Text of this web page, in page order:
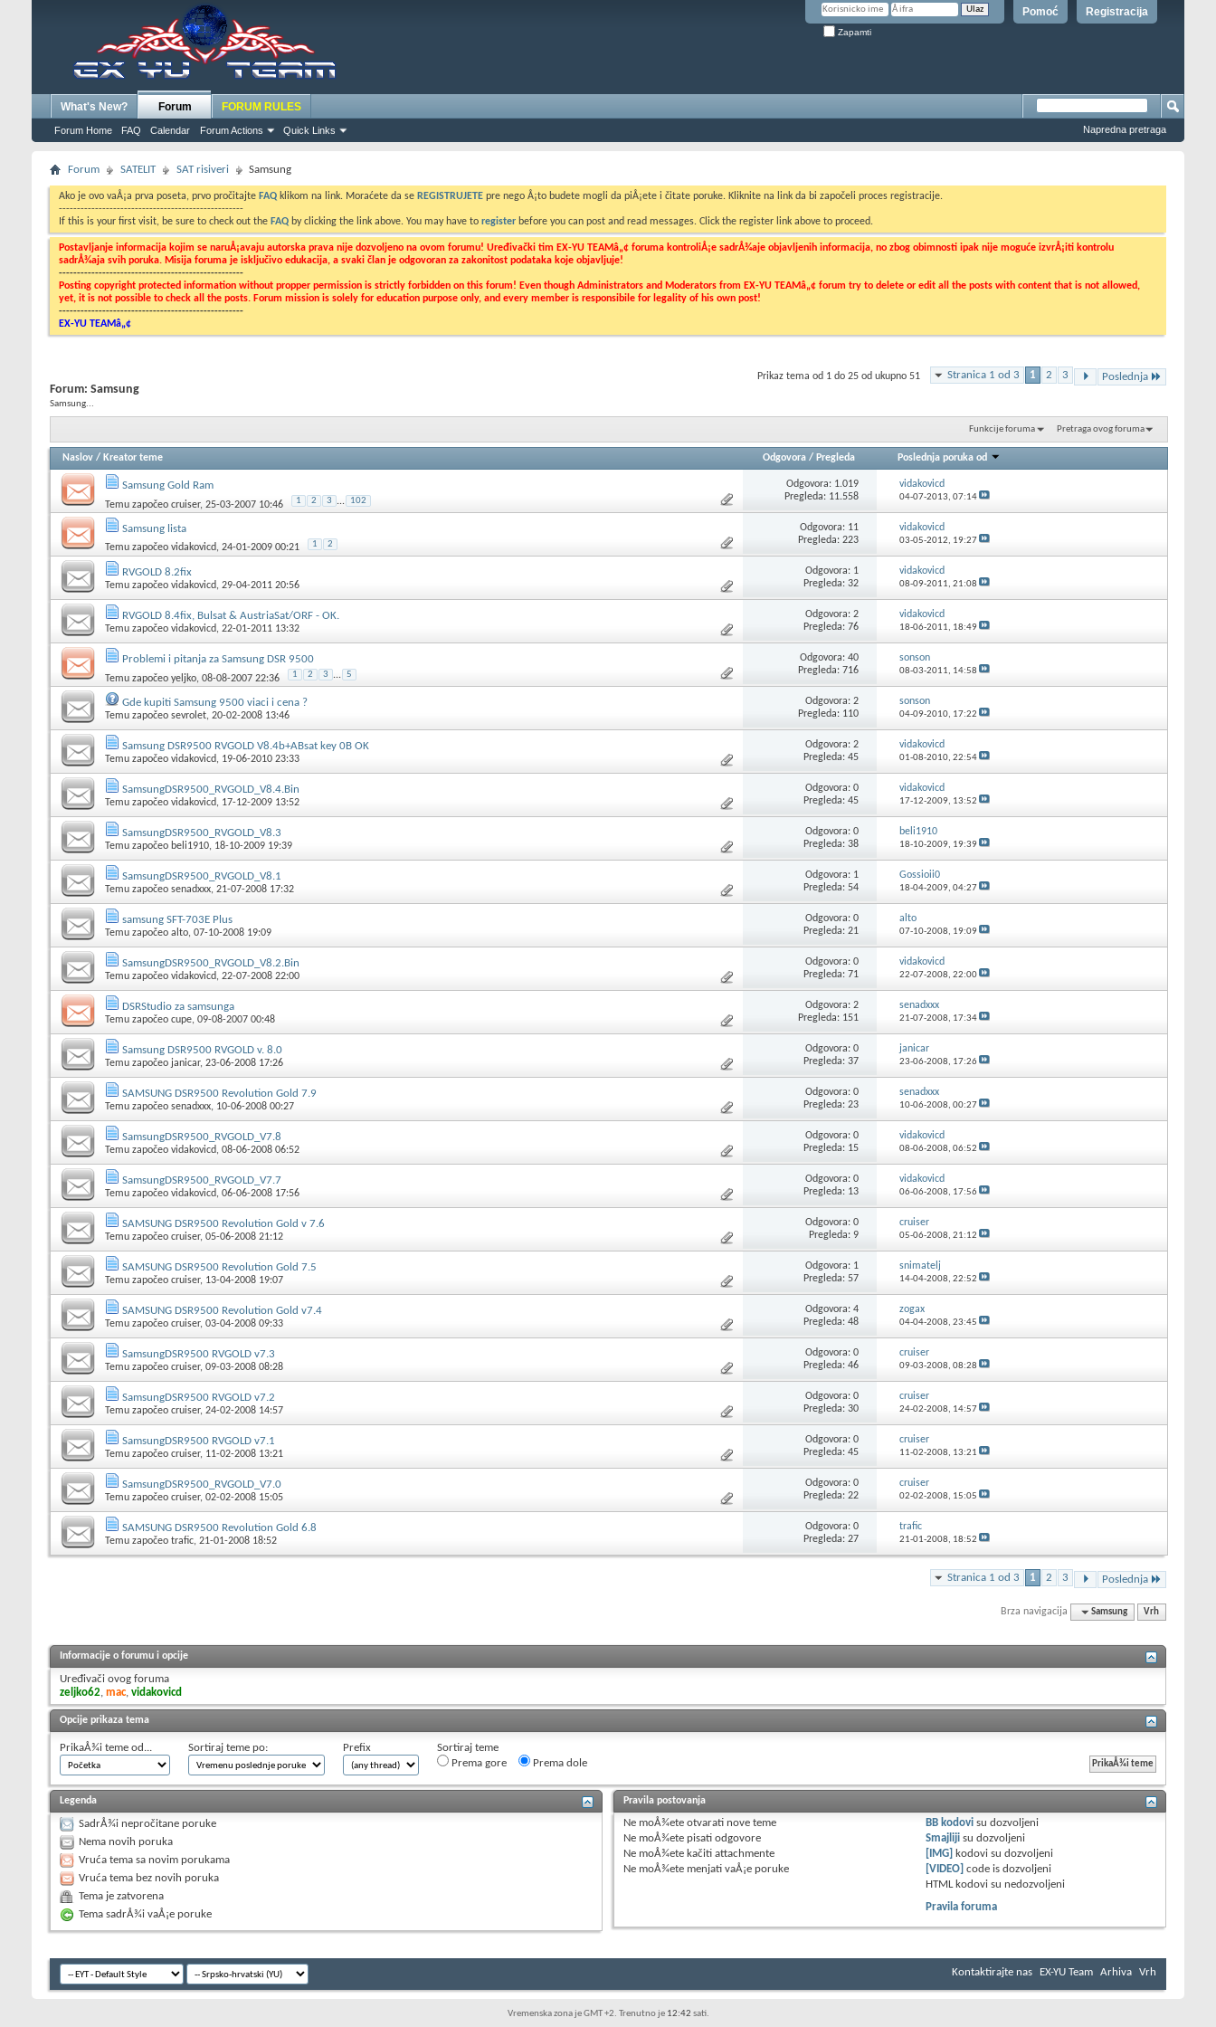
Registracija
Pomoć
Zapamti
What's New? Forum
Forum Home FAQ Calendar Forum Actions Quick Links
FORUM RULES
Napredna pretraga
Forum SATELIT SAT risiveri Samsung
Ako je ovo vaÅ¡a prva poseta, prvo pročitajte FAQ klikom na link. Moraćete da se REGISTRUJETE pre nego Å¡to budete mogli da piÅ¡ete i čitate poruke. Kliknite na link da bi započeli proces registracije.
---------------------------------------------------
If this is your first visit, be sure to check out the FAQ by clicking the link above. You may have to register before you can post and read messages. Click the register link above to proceed.
Postavljanje informacija kojim se naruÅ¡avaju autorska prava nije dozvoljeno na ovom forumu! Uređivački tim EX-YU TEAMâ„¢ foruma kontroliÅ¡e sadrÅ¾aje objavljenih informacija, no zbog obimnosti ipak nije moguće izvrÅ¡iti kontrolu
sadrÅ¾aja svih poruka. Misija foruma je isključivo edukacija, a svaki član je odgovoran za zakonitost podataka koje objavljuje!
---------------------------------------------------
Posting copyright protected information without propper permission is strictly forbidden on this forum! Even though Administrators and Moderators from EX-YU TEAMâ„¢ forum try to delete or edit all the posts with content that is not allowed,
yet, it is not possible to check all the posts. Forum mission is solely for education purpose only, and every member is responsibile for legality of his own post!
---------------------------------------------------
EX-YU TEAMâ„¢
Stranica 1 od 3 1 2 3 Poslednja
Prikaz tema od 1 do 25 od ukupno 51
Forum: Samsung
Samsung...
Funkcije foruma Pretraga ovog foruma
Naslov / Kreator teme Odgovora / Pregleda Poslednja poruka od
Samsung Gold Ram
Temu započeo cruiser, 25-03-2007 10:46 1 2 3 ... 102
Odgovora: 1.019
Pregleda: 11.558
vidakovicd
04-07-2013, 07:14
Samsung lista
Temu započeo vidakovicd, 24-01-2009 00:21 1 2
Odgovora: 11
Pregleda: 223
vidakovicd
03-05-2012, 19:27
RVGOLD 8.2fix
Temu započeo vidakovicd, 29-04-2011 20:56
Odgovora: 1
Pregleda: 32
vidakovicd
08-09-2011, 21:08
RVGOLD 8.4fix, Bulsat & AustriaSat/ORF - OK.
Temu započeo vidakovicd, 22-01-2011 13:32
Odgovora: 2
Pregleda: 76
vidakovicd
18-06-2011, 18:49
Problemi i pitanja za Samsung DSR 9500
Temu započeo yeljko, 08-08-2007 22:36 1 2 3 ... 5
Odgovora: 40
Pregleda: 716
sonson
08-03-2011, 14:58
Gde kupiti Samsung 9500 viaci i cena ?
Temu započeo sevrolet, 20-02-2008 13:46
Odgovora: 2
Pregleda: 110
sonson
04-09-2010, 17:22
Samsung DSR9500 RVGOLD V8.4b+ABsat key 0B OK
Temu započeo vidakovicd, 19-06-2010 23:33
Odgovora: 2
Pregleda: 45
vidakovicd
01-08-2010, 22:54
SamsungDSR9500_RVGOLD_V8.4.Bin
Temu započeo vidakovicd, 17-12-2009 13:52
Odgovora: 0
Pregleda: 45
vidakovicd
17-12-2009, 13:52
SamsungDSR9500_RVGOLD_V8.3
Temu započeo beli1910, 18-10-2009 19:39
Odgovora: 0
Pregleda: 38
beli1910
18-10-2009, 19:39
SamsungDSR9500_RVGOLD_V8.1
Temu započeo senadxxx, 21-07-2008 17:32
Odgovora: 1
Pregleda: 54
Gossioii0
18-04-2009, 04:27
samsung SFT-703E Plus
Temu započeo alto, 07-10-2008 19:09
Odgovora: 0
Pregleda: 21
alto
07-10-2008, 19:09
SamsungDSR9500_RVGOLD_V8.2.Bin
Temu započeo vidakovicd, 22-07-2008 22:00
Odgovora: 0
Pregleda: 71
vidakovicd
22-07-2008, 22:00
DSRStudio za samsunga
Temu započeo cupe, 09-08-2007 00:48
Odgovora: 2
Pregleda: 151
senadxxx
21-07-2008, 17:34
Samsung DSR9500 RVGOLD v. 8.0
Temu započeo janicar, 23-06-2008 17:26
Odgovora: 0
Pregleda: 37
janicar
23-06-2008, 17:26
SAMSUNG DSR9500 Revolution Gold 7.9
Temu započeo senadxxx, 10-06-2008 00:27
Odgovora: 0
Pregleda: 23
senadxxx
10-06-2008, 00:27
SamsungDSR9500_RVGOLD_V7.8
Temu započeo vidakovicd, 08-06-2008 06:52
Odgovora: 0
Pregleda: 15
vidakovicd
08-06-2008, 06:52
SamsungDSR9500_RVGOLD_V7.7
Temu započeo vidakovicd, 06-06-2008 17:56
Odgovora: 0
Pregleda: 13
vidakovicd
06-06-2008, 17:56
SAMSUNG DSR9500 Revolution Gold v 7.6
Temu započeo cruiser, 05-06-2008 21:12
Odgovora: 0
Pregleda: 9
cruiser
05-06-2008, 21:12
SAMSUNG DSR9500 Revolution Gold 7.5
Temu započeo cruiser, 13-04-2008 19:07
Odgovora: 1
Pregleda: 57
snimatelj
14-04-2008, 22:52
SAMSUNG DSR9500 Revolution Gold v7.4
Temu započeo cruiser, 03-04-2008 09:33
Odgovora: 4
Pregleda: 48
zogax
04-04-2008, 23:45
SamsungDSR9500 RVGOLD v7.3
Temu započeo cruiser, 09-03-2008 08:28
Odgovora: 0
Pregleda: 46
cruiser
09-03-2008, 08:28
SamsungDSR9500 RVGOLD v7.2
Temu započeo cruiser, 24-02-2008 14:57
Odgovora: 0
Pregleda: 30
cruiser
24-02-2008, 14:57
SamsungDSR9500 RVGOLD v7.1
Temu započeo cruiser, 11-02-2008 13:21
Odgovora: 0
Pregleda: 45
cruiser
11-02-2008, 13:21
SamsungDSR9500_RVGOLD_V7.0
Temu započeo cruiser, 02-02-2008 15:05
Odgovora: 0
Pregleda: 22
cruiser
02-02-2008, 15:05
SAMSUNG DSR9500 Revolution Gold 6.8
Temu započeo trafic, 21-01-2008 18:52
Odgovora: 0
Pregleda: 27
trafic
21-01-2008, 18:52
Stranica 1 od 3 1 2 3 Poslednja
Brza navigacija Samsung Vrh
Informacije o forumu i opcije
Uređivači ovog foruma
zeljko62, mac, vidakovicd
Opcije prikaza tema
PrikaÅ¾i teme od... Sortiraj teme po: Prefix
Sortiraj teme
Prema gore
Prema dole
Legenda
SadrÅ¾i nepročitane poruke
Nema novih poruka
Vruća tema sa novim porukama
Vruća tema bez novih poruka
Tema je zatvorena
Tema sadrÅ¾i vaÅ¡e poruke
Pravila postovanja
Ne moÅ¾ete otvarati nove teme
Ne moÅ¾ete pisati odgovore
Ne moÅ¾ete kačiti attachmente
Ne moÅ¾ete menjati vaÅ¡e poruke
BB kodovi sudozvoljeni
Smajliji sudozvoljeni
[IMG] kodovi sudozvoljeni
[VIDEO] code isdozvoljeni
HTML kodovi su nedozvoljeni
Pravila foruma
Kontaktirajte nas EX-YU Team Arhiva Vrh
Vremenska zona je GMT +2. Trenutno je 12:42 sati.